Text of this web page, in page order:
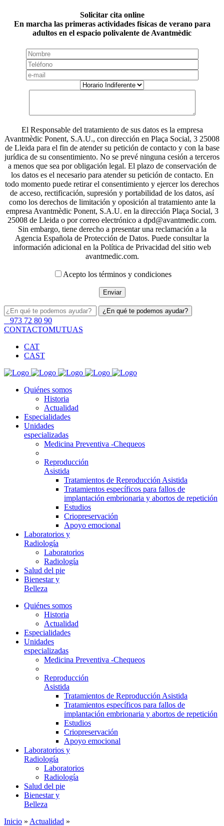
Solicitar cita online
En marcha las primeras actividades físicas de verano para
adultos en el espacio polivalente de Avantmèdic
El Responsable del tratamiento de sus datos es la empresa
Avantmèdic Ponent, S.A.U., con dirección en Plaça Social, 3 25008
de Lleida para el fin de atender su petición de contacto y con la base
jurídica de su consentimiento. No se prevé ninguna cesión a terceros
a menos que sea por obligación legal. El plazo de conservación de
los datos es el necesario para atender su petición de contacto. En
todo momento puede retirar el consentimiento y ejercer los derechos
de acceso, rectificación, supresión y portabilidad de los datos, así
como los derechos de limitación y oposición al tratamiento ante la
empresa Avantmèdic Ponent, S.A.U. en la dirección Plaça Social, 3
25008 de Lleida o por correo electrónico a dpd@avantmedic.com.
Sin embargo, tiene derecho a presentar una reclamación a la
Agencia Española de Protección de Datos. Puede consultar la
información adicional en la Política de Privacidad del sitio web
avantmedic.com.
Acepto los términos y condiciones
973 72 80 90
CONTACTOMUTUAS
CAT
CAST
Quiénes somos
Historia
Actualidad
Especialidades
Unidades
especializadas
Medicina Preventiva -Chequeos
Reproducción
Asistida
Tratamientos de Reproducción Asistida
Tratamientos específicos para fallos de
implantación embrionaria y abortos de repetición
Estudios
Criopreservación
Apoyo emocional
Laboratorios y
Radiología
Laboratorios
Radiología
Salud del pie
Bienestar y
Belleza
Quiénes somos
Historia
Actualidad
Especialidades
Unidades
especializadas
Medicina Preventiva -Chequeos
Reproducción
Asistida
Tratamientos de Reproducción Asistida
Tratamientos específicos para fallos de
implantación embrionaria y abortos de repetición
Estudios
Criopreservación
Apoyo emocional
Laboratorios y
Radiología
Laboratorios
Radiología
Salud del pie
Bienestar y
Belleza
Inicio » Actualidad »